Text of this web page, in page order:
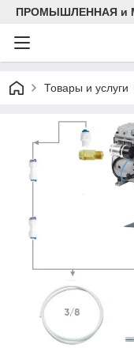
ПРОМЫШЛЕННАЯ и
Товары и услуги